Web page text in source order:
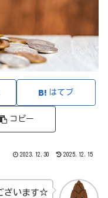
はてブ
コピー
2023.12.30 2025.12.15
ざいます☆